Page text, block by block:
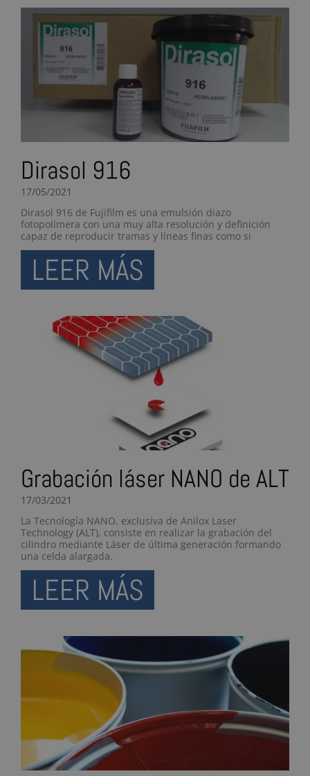
Dirasol 916
17/05/2021
Dirasol 916 de Fujifilm es una emulsión diazo
fotopolímera con una muy alta resolución y definición
capaz de reproducir tramas y líneas finas como si
LEER MÁS
Grabación láser NANO de ALT
17/03/2021
La Tecnología NANO, exclusiva de Anilox Laser
Technology (ALT), consiste en realizar la grabación del
cilindro mediante Láser de última generación formando
una celda alargada.
LEER MÁS